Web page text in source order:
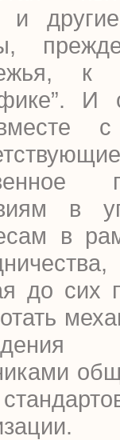
к
И
в
в
до сих